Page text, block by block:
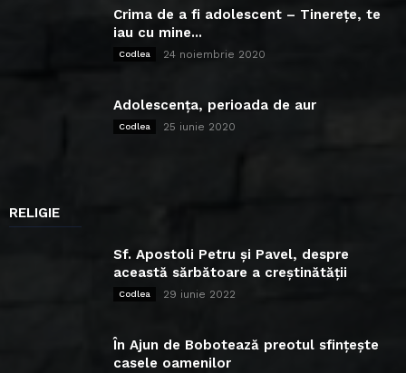
Crima de a fi adolescent – Tinerețe, te
iau cu mine...
Codlea 24 noiembrie 2020
Adolescența, perioada de aur
Codlea 25 iunie 2020
RELIGIE
Sf. Apostoli Petru și Pavel, despre
această sărbătoare a creștinătății
Codlea 29 iunie 2022
În Ajun de Bobotează preotul sfințește
casele oamenilor